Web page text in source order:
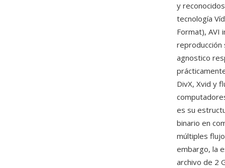
y
tecnología
Format), AVI
reproducción
agnostico
DivX, Xvid y
es su
binario en
múltiples
embargo, la
archivo de 2